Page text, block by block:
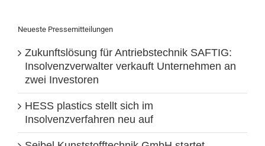
Neueste Pressemitteilungen
Zukunftslösung für Antriebstechnik SAFTIG:
Insolvenzverwalter verkauft Unternehmen an
zwei Investoren
HESS plastics stellt sich im
Insolvenzverfahren neu auf